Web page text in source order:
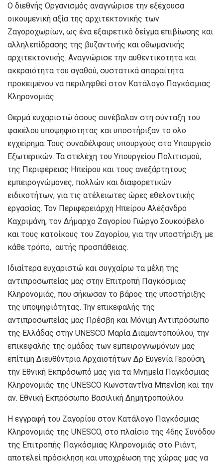
Ο διεθνής Οργανισμός αναγνώρισε την εξέχουσα
οικουμενική αξία της αρχιτεκτονικής των
Ζαγοροχωρίων, ως ένα εξαιρετικό δείγμα επιβίωσης και
αλληλεπίδρασης της βυζαντινής και οθωμανικής
αρχιτεκτονικής. Αναγνώρισε την αυθεντικότητα και
ακεραιότητα του αγαθού, συστατικά απαραίτητα
προκειμένου να περιληφθεί στον Κατάλογο Παγκόσμιας
Κληρονομιάς.
Θερμά ευχαριστώ όσους συνέβαλαν στη σύνταξη του
φακέλου υποψηφιότητας και υποστήριξαν το όλο
εγχείρημα. Τους συναδέλφους υπουργούς στο Υπουργείο
Εξωτερικών. Τα στελέχη του Υπουργείου Πολιτισμού,
της Περιφέρειας Ηπείρου και τους ανεξάρτητους
εμπειρογνώμονες, πολλών και διαφορετικών
ειδικοτήτων, για τις ατέλειωτες ώρες εθελοντικής
εργασίας. Τον Περιφερειάρχη Ηπείρου Αλέξανδρο
Καχριμάνη, τον Δήμαρχο Ζαγορίου Γιώργο Σουκούβελο
και τους κατοίκους του Ζαγορίου, για την υποστήριξη, με
κάθε τρόπο, αυτής προσπάθειας.
Ιδιαίτερα ευχαριστώ και συγχαίρω τα μέλη της
αντιπροσωπείας μας στην Επιτροπή Παγκόσμιας
Κληρονομιάς, που σήκωσαν το βάρος της υποστήριξης
της υποψηφιότητας. Την επικεφαλής της
αντιπροσωπείας μας Πρέσβη και Μόνιμη Αντιπρόσωπο
της Ελλάδας στην UNESCO Μαρία Διαμαντοπούλου, την
επικεφαλής της ομάδας των εμπειρογνωμόνων μας
επίτιμη Διευθύντρια Αρχαιοτήτων Δρ Ευγενία Γερούση,
την Εθνική Εκπρόσωπό μας για τα Μνημεία Παγκόσμιας
Κληρονομιάς της UNESCO Κωνσταντίνα Μπενίση και την
αν. Εθνική Εκπρόσωπο Βασιλική Δημητροπούλου.
Η εγγραφή του Ζαγορίου στον Κατάλογο Παγκόσμιας
Κληρονομιάς της UNESCO, στο πλαίσιο της 46ης Συνόδου
της Επιτροπής Παγκόσμιας Κληρονομιάς στο Ριάντ,
αποτελεί πρόσκληση και υποχρέωση της χώρας μας να